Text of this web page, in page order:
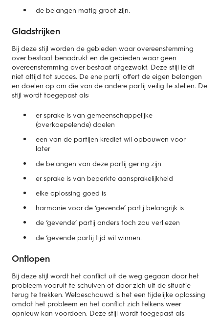
de belangen matig groot zijn.
Gladstrijken
Bij deze stijl worden de gebieden waar overeenstemming
over bestaat benadrukt en de gebieden waar geen
overeenstemming over bestaat afgezwakt. Deze stijl leidt
niet altijd tot succes. De ene partij offert de eigen belangen
en doelen op om die van de andere partij veilig te stellen. De
stijl wordt toegepast als:
er sprake is van gemeenschappelijke
(overkoepelende) doelen
een van de partijen krediet wil opbouwen voor
later
de belangen van deze partij gering zijn
er sprake is van beperkte aansprakelijkheid
elke oplossing goed is
harmonie voor de ‘gevende’ partij belangrijk is
de ‘gevende’ partij anders toch zou verliezen
de ‘gevende partij tijd wil winnen.
Ontlopen
Bij deze stijl wordt het conflict uit de weg gegaan door het
probleem vooruit te schuiven of door zich uit de situatie
terug te trekken. Welbeschouwd is het een tijdelijke oplossing
omdat het probleem en het conflict zich telkens weer
opnieuw kan voordoen. Deze stijl wordt toegepast als: